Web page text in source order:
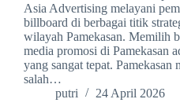
Asia Advertising melayani
billboard di berbagai titik
wilayah Pamekasan. Memilih
media promosi di Pamekasan
yang sangat tepat. Pamekasan
salah…
putri
24 April 2026